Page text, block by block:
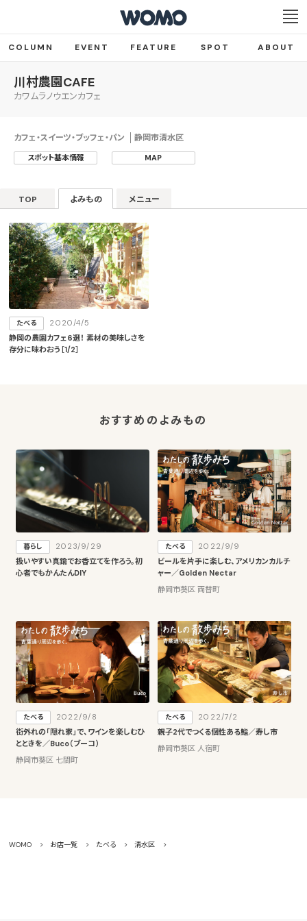
COLUMN EVENT FEATURE SPOT ABOUT
川村農園CAFE
カワムラノウエンカフェ
カフェ・スイーツ・ブッフェ・パン 静岡市清水区
スポット基本情報 MAP
TOP よみもの メニュー
たべる
2020/4/5
静岡の農園カフェ6選！ 素材の美味しさを
存分に味わおう［1/2］
おすすめのよみもの
暮らし
2023/9/29
扱いやすい真鍮でお香立てを作ろう。初
心者でもかんたんDIY
たべる
2022/9/9
ビールを片手に楽しむ、アメリカンカルチ
ャー／Golden Nectar
静岡市葵区 両替町
たべる
2022/9/8
街外れの「隠れ家」で、ワインを楽しむひ
とときを／Buco（ブーコ）
静岡市葵区 七間町
たべる
2022/7/2
親子2代でつくる個性ある鮨／寿し市
静岡市葵区 人宿町
WOMO お店一覧 たべる 清水区